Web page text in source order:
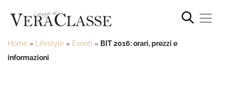
Home » Lifestyle » Eventi » BIT 2016: orari, prezzi e
informazioni